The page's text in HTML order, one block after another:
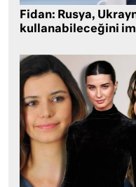
Fidan: Rusya,
kullanabileceğini